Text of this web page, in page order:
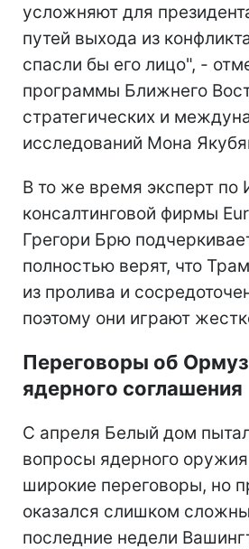
усложняют для
путей выхода из
спасли бы его лицо", -
программы Ближнего
стратегических и
исследований Мона
В то же время эксперт по
консалтинговой фирмы
Грегори Брю
полностью верят, что
из пролива и
поэтому они играют
Переговоры об
ядерного соглашения
С апреля Белый дом
вопросы ядерного
широкие переговоры, но
оказался слишком
последние недели